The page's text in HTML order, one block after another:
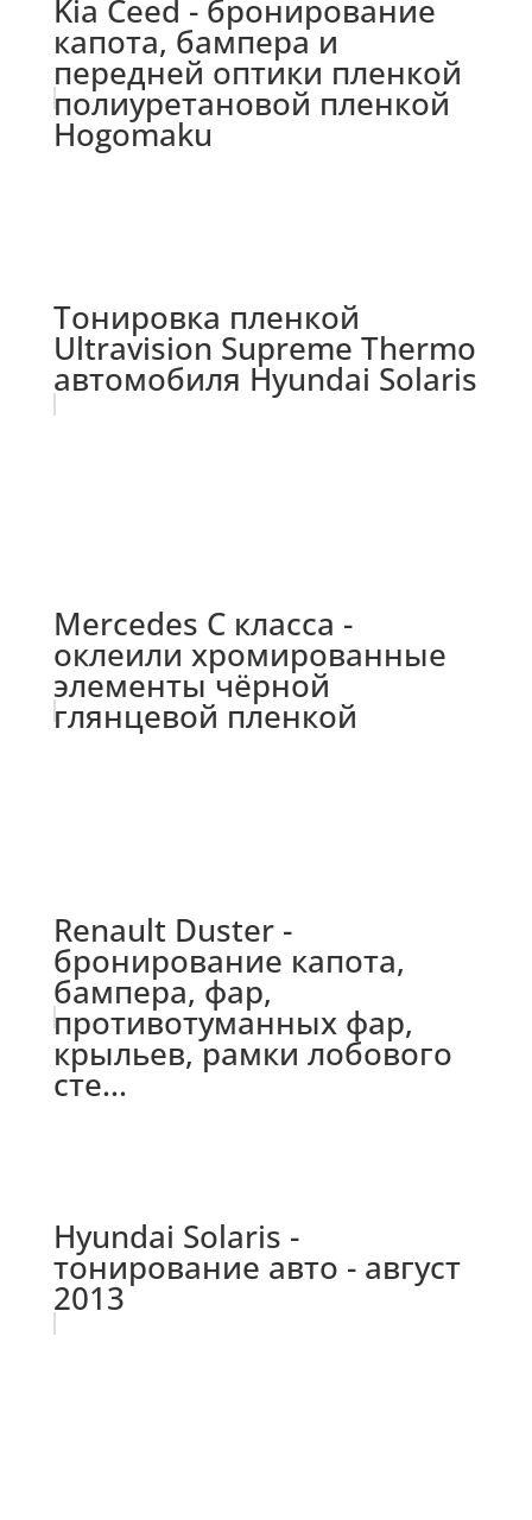
Kia Ceed - бронирование
капота, бампера и
передней оптики пленкой
полиуретановой пленкой
Hogomaku
Тонировка пленкой
Ultravision Supreme Thermo
автомобиля Hyundai Solaris
Mercedes C класса -
оклеили хромированные
элементы чёрной
глянцевой пленкой
Renault Duster -
бронирование капота,
бампера, фар,
противотуманных фар,
крыльев, рамки лобового
сте...
Hyundai Solaris -
тонирование авто - август
2013